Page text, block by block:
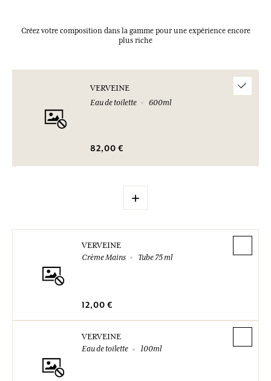
Créez votre composition dans la gamme pour une expérience encore
plus riche
VERVEINE
Eau de toilette
600ml
82,00 €
+
VERVEINE
Crème Mains
Tube 75 ml
12,00 €
VERVEINE
Eau de toilette
100ml